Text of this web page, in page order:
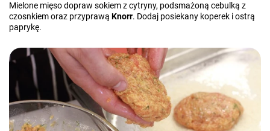
Mielone mięso dopraw sokiem z cytryny, podsmażoną cebulką z
czosnkiem oraz przyprawą Knorr. Dodaj posiekany koperek i ostrą
paprykę.